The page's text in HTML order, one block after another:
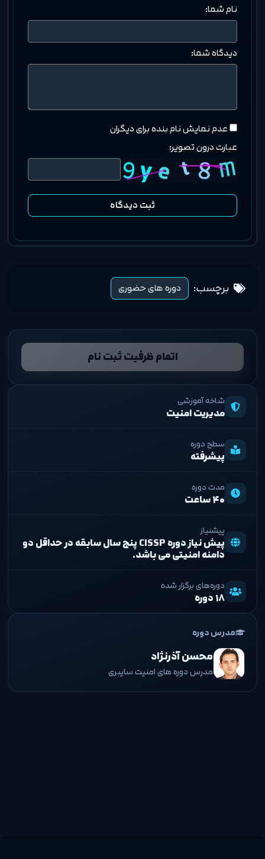
نام شما:
دیدگاه شما:
عدم نمایش نام بنده برای دیگران
عبارت درون تصویر:
ثبت دیدگاه
برچسب: دوره های حضوری
اتمام ظرفیت ثبت نام
شاخه آموزشی
مدیریت امنیت
سطح دوره
پیشرفته
مدت دوره
۴۰ ساعت
پیشنیاز
پیش نیاز دوره CISSP پنج سال سابقه در حداقل دو
دامنه امنیتی می باشد.
دوره‌های برگزار شده
۱۸ دوره
مدرس دوره
محسن آذرنژاد
مدرس دوره های امنیت سایبری